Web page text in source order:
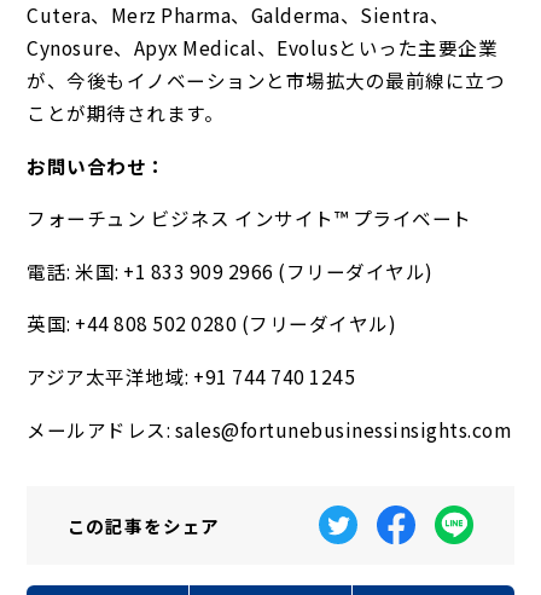
Cutera、Merz Pharma、Galderma、Sientra、
Cynosure、Apyx Medical、Evolusといった主要企業
が、今後もイノベーションと市場拡大の最前線に立つ
ことが期待されます。
お問い合わせ：
フォーチュン ビジネス インサイト™ プライベート
電話: 米国: +1 833 909 2966 (フリーダイヤル)
英国: +44 808 502 0280 (フリーダイヤル)
アジア太平洋地域: +91 744 740 1245
メールアドレス: sales@fortunebusinessinsights.com
この記事をシェア